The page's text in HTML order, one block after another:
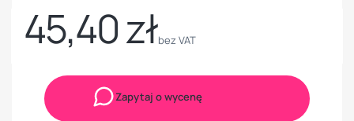
Cena
45,40 złbez VAT
Zapytaj o wycenę